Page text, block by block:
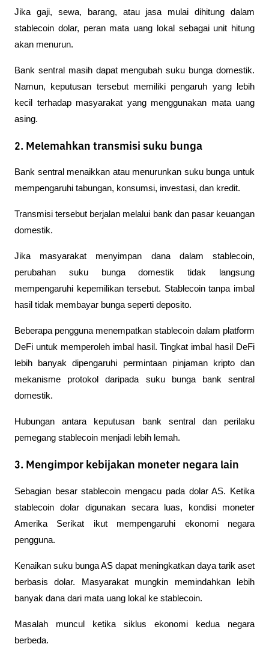
Jika gaji, sewa, barang, atau jasa mulai dihitung dalam
stablecoin dolar, peran mata uang lokal sebagai unit hitung
akan menurun.
Bank sentral masih dapat mengubah suku bunga domestik.
Namun, keputusan tersebut memiliki pengaruh yang lebih
kecil terhadap masyarakat yang menggunakan mata uang
asing.
2. Melemahkan transmisi suku bunga
Bank sentral menaikkan atau menurunkan suku bunga untuk
mempengaruhi tabungan, konsumsi, investasi, dan kredit.
Transmisi tersebut berjalan melalui bank dan pasar keuangan
domestik.
Jika masyarakat menyimpan dana dalam stablecoin,
perubahan suku bunga domestik tidak langsung
mempengaruhi kepemilikan tersebut. Stablecoin tanpa imbal
hasil tidak membayar bunga seperti deposito.
Beberapa pengguna menempatkan stablecoin dalam platform
DeFi untuk memperoleh imbal hasil. Tingkat imbal hasil DeFi
lebih banyak dipengaruhi permintaan pinjaman kripto dan
mekanisme protokol daripada suku bunga bank sentral
domestik.
Hubungan antara keputusan bank sentral dan perilaku
pemegang stablecoin menjadi lebih lemah.
3. Mengimpor kebijakan moneter negara lain
Sebagian besar stablecoin mengacu pada dolar AS. Ketika
stablecoin dolar digunakan secara luas, kondisi moneter
Amerika Serikat ikut mempengaruhi ekonomi negara
pengguna.
Kenaikan suku bunga AS dapat meningkatkan daya tarik aset
berbasis dolar. Masyarakat mungkin memindahkan lebih
banyak dana dari mata uang lokal ke stablecoin.
Masalah muncul ketika siklus ekonomi kedua negara
berbeda.